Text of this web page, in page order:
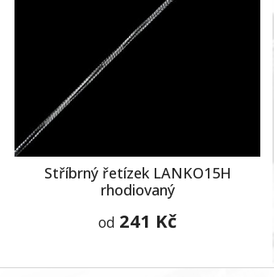
Stříbrný řetízek LANKO15H
rhodiovaný
od 241 Kč